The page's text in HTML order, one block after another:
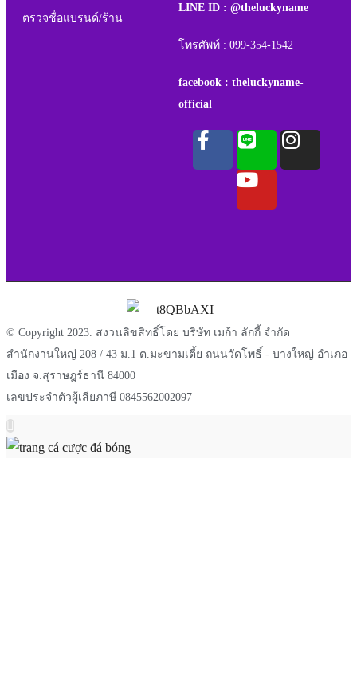
ตรวจชื่อแบรนด์/ร้าน
LINE ID : @theluckyname
โทรศัพท์ : 099-354-1542
facebook : theluckyname-
official
© Copyright 2023. สงวนลิขสิทธิ์โดย บริษัท เมก้า ลักกี้ จำกัด
สำนักงานใหญ่ 208 / 43 ม.1 ต.มะขามเตี้ย ถนนวัดโพธิ์ - บางใหญ่ อำเภอ
เมือง จ.สุราษฎร์ธานี 84000
เลขประจำตัวผู้เสียภาษี 0845562002097